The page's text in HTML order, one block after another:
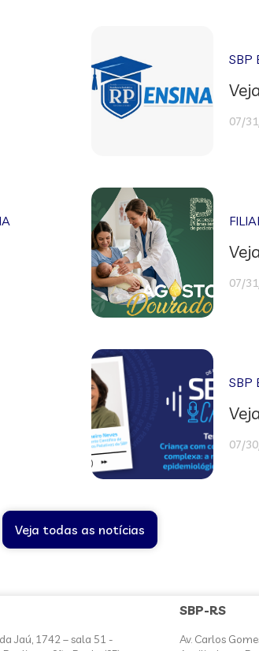
SBP
07/
07/
SBP
07/
Veja todas as notícias
Jaú, 1742 – sala 51 -
SBP-RS
Av. Carlos